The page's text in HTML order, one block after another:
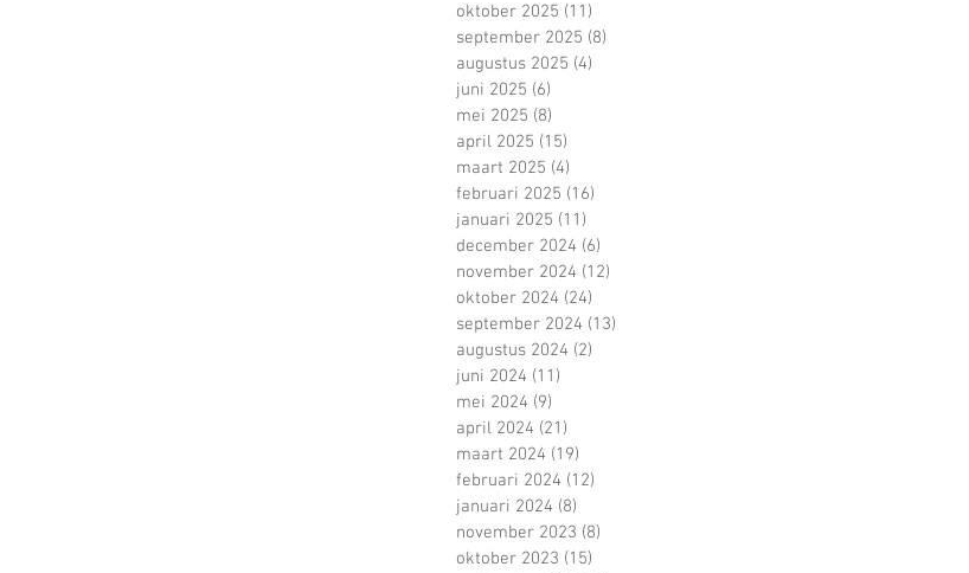
oktober 2025 (11)
september 2025 (8)
augustus 2025 (4)
juni 2025 (6)
mei 2025 (8)
april 2025 (15)
maart 2025 (4)
februari 2025 (16)
januari 2025 (11)
december 2024 (6)
november 2024 (12)
oktober 2024 (24)
september 2024 (13)
augustus 2024 (2)
juni 2024 (11)
mei 2024 (9)
april 2024 (21)
maart 2024 (19)
februari 2024 (12)
januari 2024 (8)
november 2023 (8)
oktober 2023 (15)